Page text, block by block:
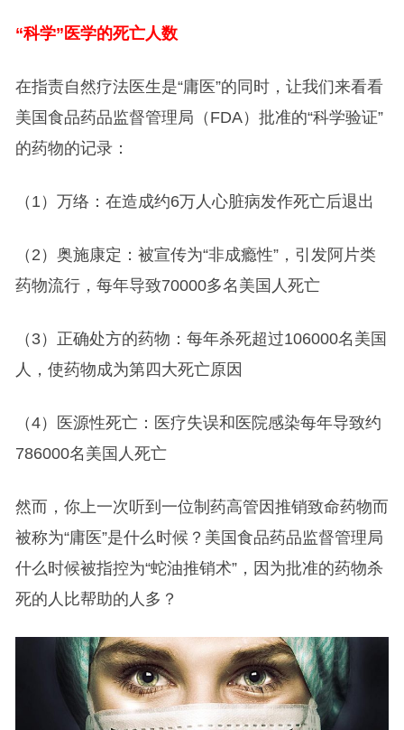
“科学”医学的死亡人数
在指责自然疗法医生是“庸医”的同时，让我们来看看
美国食品药品监督管理局（FDA）批准的“科学验证”
的药物的记录：
（1）万络：在造成约6万人心脏病发作死亡后退出
（2）奥施康定：被宣传为“非成瘾性”，引发阿片类
药物流行，每年导致70000多名美国人死亡
（3）正确处方的药物：每年杀死超过106000名美国
人，使药物成为第四大死亡原因
（4）医源性死亡：医疗失误和医院感染每年导致约
786000名美国人死亡
然而，你上一次听到一位制药高管因推销致命药物而
被称为“庸医”是什么时候？美国食品药品监督管理局
什么时候被指控为“蛇油推销术”，因为批准的药物杀
死的人比帮助的人多？